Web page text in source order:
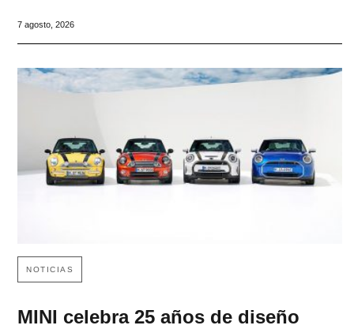
7 agosto, 2026
NOTICIAS
MINI celebra 25 años de diseño